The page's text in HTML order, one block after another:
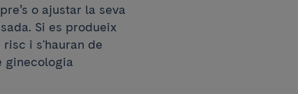
o ajustar la seva
Si es produeix
risc i s'hauran de
ginecologia